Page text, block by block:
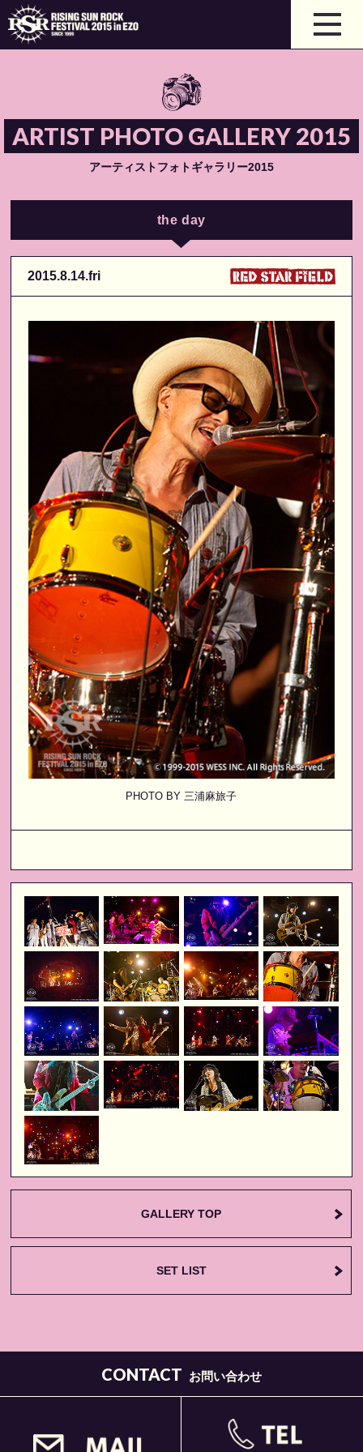
ARTIST PHOTO GALLERY 2015
アーティストフォトギャラリー2015
the day
2015.8.14.fri
PHOTO BY 三浦麻旅子
GALLERY TOP
SET LIST
CONTACT お問い合わせ